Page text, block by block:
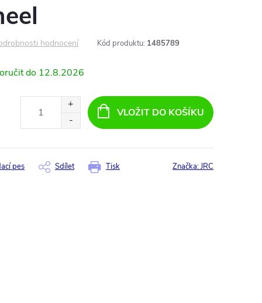
hodnocení Kód produktu: 1485789
12.8.2026
VLOŽIT DO KOŠÍKU
Tisk
pes Sdílet Značka:JRC